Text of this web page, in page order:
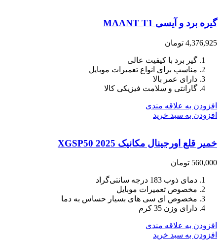
گیره برد و آیسی MAANT T1
4,376,925 تومان
گیر برد با کیفیت عالی
مناسب برای انواع تعمیرات موبایل
دارای عمر بالا
گارانتی و سلامت فیزیکی کالا
افزودن به علاقه مندی
افزودن به سبد خرید
خمیر قلع اورجینال مکانیک 2025 XGSP50
560,000 تومان
دمای ذوب 183 درجه سانتی‌گراد
مخصوص تعمیرات موبایل
مخصوص ای سی های بسیار حساس به دما
دارای وزن 35 کرم
افزودن به علاقه مندی
افزودن به سبد خرید